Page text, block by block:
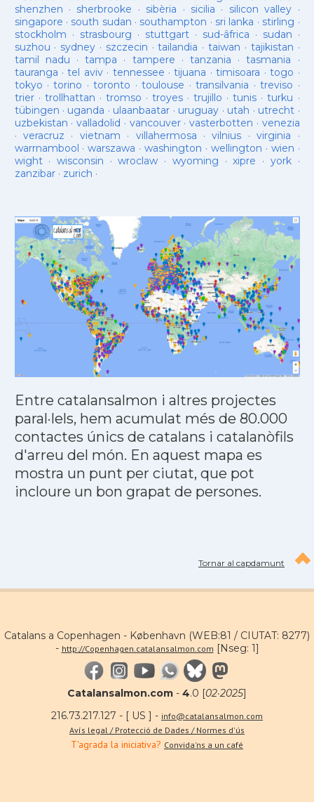
shenzhen · sherbrooke · sibèria · sicilia · silicon valley ·
singapore · south sudan · southampton · sri lanka · stirling ·
stockholm · strasbourg · stuttgart· sud-âfrica · sudan ·
suzhou · sydney · szczecin ·tailandia ·taiwan · tajikistan ·
tamil nadu ·tampa · tampere · tanzania ·tasmania ·
tauranga ·tel aviv· tennessee ·tijuana ·timisoara ·togo ·
tokyo ·torino ·toronto ·toulouse ·transilvania ·treviso ·
trier· trollhattan · tromso · troyes·trujillo ·tunis ·turku ·
tübingen · uganda · ulaanbaatar · uruguay · utah · utrecht ·
uzbekistan · valladolid · vancouver· vasterbotten · venezia
· veracruz · vietnam · villahermosa ·vilnius ·virginia ·
warrnambool ·warszawa ·washington · wellington · wien ·
wight· wisconsin ·wroclaw · wyoming ·xipre · york·
zanzibar· zurich ·
Entre catalansalmon i altres projectes
paral·lels, hem acumulat més de 80.000
contactes únics de catalans i catalanòfils
d'arreu del món. En aquest mapa es
mostra un punt per ciutat, que pot
incloure un bon grapat de persones.
Tornar al capdamunt
Catalans a Copenhagen - København (WEB:81 / CIUTAT: 8277)
- http://Copenhagen.catalansalmon.com [Nseg: 1]
Catalansalmon.com - 4.0 [02·2025]
216.73.217.127 - [ US ] - info@catalansalmon.com
Avís legal / Protecció de Dades / Normes d'ús
T'agrada la iniciativa? Convida'ns a un café